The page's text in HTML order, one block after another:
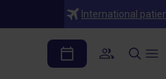
International
acoge la
en